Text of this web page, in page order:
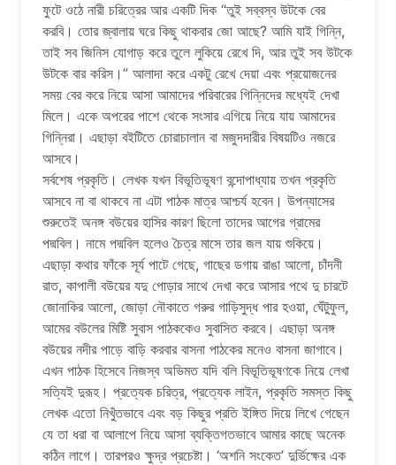
ফুটে ওঠে নারী চরিত্রের আর একটি দিক “তুই সব্বস্ব উটকে বের
করবি। তোর জ্বালায় ঘরে কিছু থাকবার জো আছে? আমি যাই গিন্নি,
তাই সব জিনিস যোগাড় করে তুলে লুকিয়ে রেখে দি, আর তুই সব উটকে
উটকে বার করিস।” আলাদা করে একটু রেখে দেয়া এবং প্রয়োজনের
সময় বের করে নিয়ে আসা আমাদের পরিবারের গিন্নিদের মধ্যেই দেখা
মিলে। একে অপরের পাশে থেকে সংসার এগিয়ে নিয়ে যায় আমাদের
গিন্নিরা। এছাড়া বইটিতে চোরাচালান বা মজুদদারীর বিষয়টিও নজরে
আসবে।
সর্বশেষ প্রকৃতি। লেখক যখন বিভূতিভূষণ বন্দোপাধ্যায় তখন প্রকৃতি
আসবে না বা থাকবে না এটা পাঠক মাত্র আশ্চর্য হবেন। উপন্যাসের
শুরুতেই অনঙ্গ বউয়ের হাসির কারণ ছিলো তাদের আগের গ্রামের
পদ্মবিল। নামে পদ্মবিল হলেও চৈত্র মাসে তার জল যায় শুকিয়ে।
এছাড়া কথার ফাঁকে সূর্য পাটে গেছে, গাছের ডগায় রাঙা আলো, চাঁদনী
রাত, কাপালী বউয়ের যদু পোড়ার সাথে দেখা করে আসার পথে দু চারটে
জোনাকির আলো, জোড়া নৌকাতে গরুর গাড়িসুদ্ধ পার হওয়া, ঘেঁটুফুল,
আমের বউলের মিষ্টি সুবাস পাঠককেও সুবাসিত করবে। এছাড়া অনঙ্গ
বউয়ের নদীর পাড়ে বাড়ি করবার বাসনা পাঠকের মনেও বাসনা জাগাবে।
এখন পাঠক হিসেবে নিজস্ব অভিমত যদি বলি বিভূতিভূষণকে নিয়ে লেখা
সত্যিই দুরূহ। প্রত্যেক চরিত্র, প্রত্যেক লাইন, প্রকৃতি সমস্ত কিছু
লেখক এতো নিখুঁতভাবে এবং বড় কিছুর প্রতি ইঙ্গিত দিয়ে লিখে গেছেন
যে তা ধরা বা আলাপে নিয়ে আসা ব্যক্তিগতভাবে আমার কাছে অনেক
কঠিন লাগে। তারপরও ক্ষুদ্র প্রচেষ্টা। ‘অশনি সংকেত’ দুর্ভিক্ষের এক